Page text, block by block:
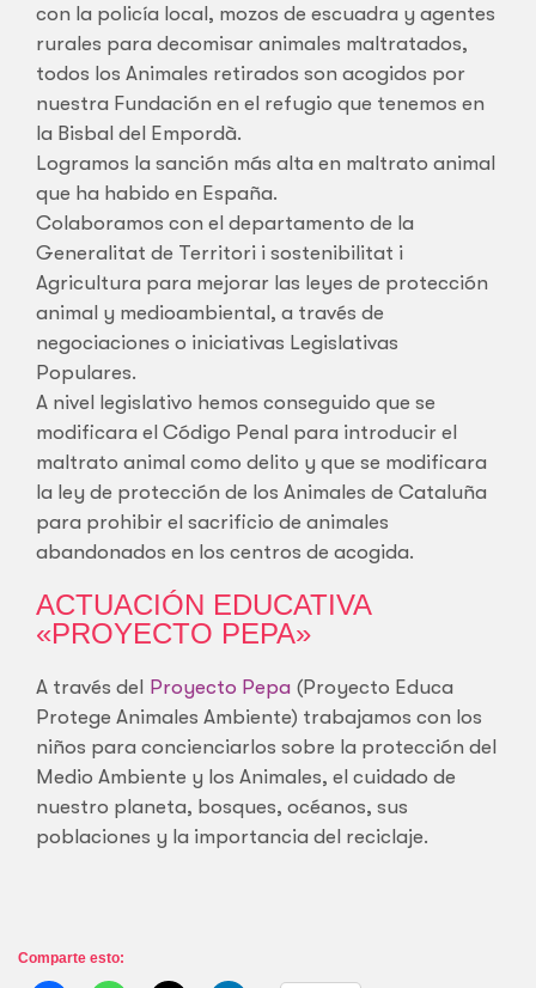
con la policía local, mozos de escuadra y agentes
rurales para decomisar animales maltratados,
todos los Animales retirados son acogidos por
nuestra Fundación en el refugio que tenemos en
la Bisbal del Empordà.
Logramos la sanción más alta en maltrato animal
que ha habido en España.
Colaboramos con el departamento de la
Generalitat de Territori i sostenibilitat i
Agricultura para mejorar las leyes de protección
animal y medioambiental, a través de
negociaciones o iniciativas Legislativas
Populares.
A nivel legislativo hemos conseguido que se
modificara el Código Penal para introducir el
maltrato animal como delito y que se modificara
la ley de protección de los Animales de Cataluña
para prohibir el sacrificio de animales
abandonados en los centros de acogida.
ACTUACIÓN EDUCATIVA
«PROYECTO PEPA»
A través del Proyecto Pepa (Proyecto Educa
Protege Animales Ambiente) trabajamos con los
niños para concienciarlos sobre la protección del
Medio Ambiente y los Animales, el cuidado de
nuestro planeta, bosques, océanos, sus
poblaciones y la importancia del reciclaje.
Comparte esto: